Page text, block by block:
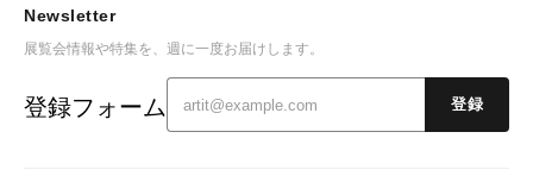
Newsletter
展覧会情報や特集を、週に一度お届けします。
登録フォーム 登録